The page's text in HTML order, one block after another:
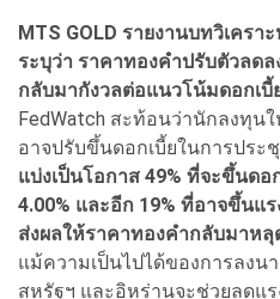
MTS GOLD รายงานบทวิเคร
ระบุว่า ราคาทองคําปรับตัวลด
กลับมากังวลต่อแนวโน้มดอกเบี้
FedWatch สะท้อนว่านักลงทุน
อาจปรับขึ้นดอกเบี้ยในการประ
แบ่งเป็นโอกาส 49% ที่จะขึ้นดอ
4.00% และอีก 19% ที่อาจขึ้นแร
ส่งผลให้ราคาทองคํากลับมาหลุ
แม้ความเป็นไปได้ของการลงน
สหรัฐฯ และอิหร่านจะช่วยลดแ